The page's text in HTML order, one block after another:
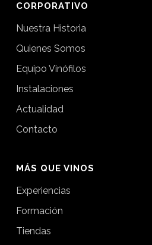
CORPORATIVO
Nuestra Historia
Quienes Somos
Equipo Vinófilos
Instalaciones
Actualidad
Contacto
MÁS QUE VINOS
Experiencias
Formación
Tiendas